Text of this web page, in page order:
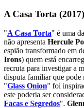
A Casa Torta (2017)
"A Casa Torta" é uma
não apresenta Hercule
espião transformado em
Irons) quem está
recruta para investigar a
disputa familiar que pode
"Glass Onion" foi
este poderia ser
Facas e Segredos".